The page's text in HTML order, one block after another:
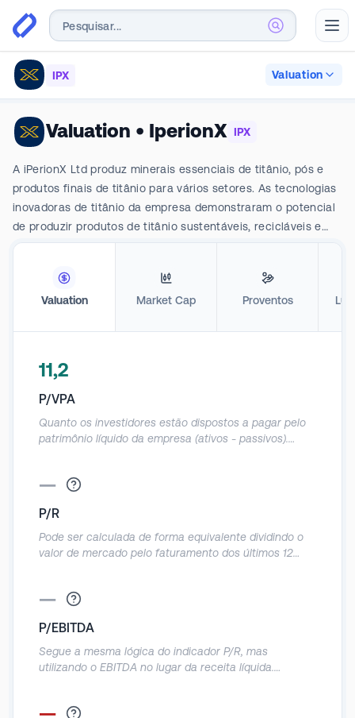
IPX Valuation
Valuation • IperionX IPX
A iPerionX Ltd produz minerais essenciais de titânio, pós e
produtos finais de titânio para vários setores. As tecnologias
inovadoras de titânio da empresa demonstraram o potencial
de produzir produtos de titânio sustentáveis, recicláveis e
com baixa intensidade de carbono. A iPerionX está
titânio em sua instalação piloto operacional em Utah. Ela
também possui um projeto de minerais críticos de titânio, o
Valuation Market Cap Proventos
11,2
P/VPA
Quanto os investidores estão dispostos a pagar pelo
patrimônio líquido da empresa (ativos - passivos).
Referências: Abaixo de 1: a empresa está sendo
Igual a 1: a empresa está sendo negociada no valor
exato do seu patrimônio. Acima de 1: a empresa está
sendo negociada acima do quanto vale o seu
—
P/R
Pode ser calculada de forma equivalente dividindo o
valor de mercado pelo faturamento dos últimos 12
—
P/EBITDA
Segue a mesma lógica do indicador P/R, mas
utilizando o EBITDA no lugar da receita líquida.
—